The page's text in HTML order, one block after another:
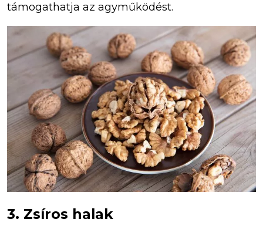
támogathatja az agyműködést.
3. Zsíros halak